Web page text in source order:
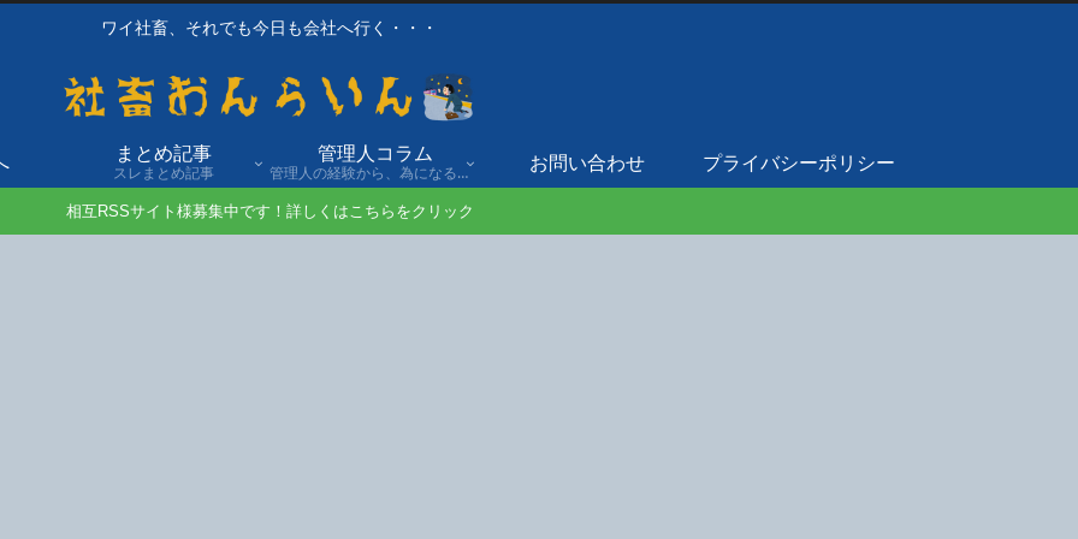
ワイ社畜、それでも今日も会社へ行く・・・
まとめ記事
スレまとめ記事
管理人コラム
管理人の経験から、為になる話や自身の経験談を発信。
お問い合わせ プライバシーポリシー
相互RSSサイト様募集中です！詳しくはこちらをクリック